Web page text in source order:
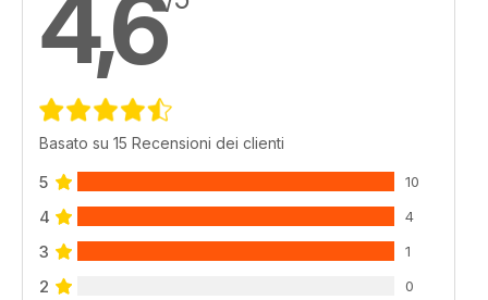
4,6
Basato su 15 Recensioni dei clienti
5 10
4 4
3 1
2 0